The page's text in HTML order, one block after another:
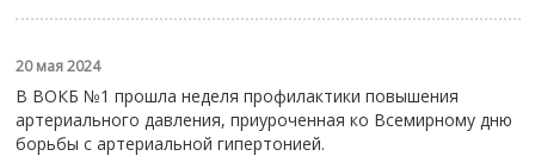
20 мая 2024
В ВОКБ №1 прошла неделя профилактики повышения
артериального давления, приуроченная ко Всемирному дню
борьбы с артериальной гипертонией.